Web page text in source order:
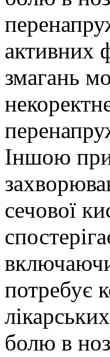
активних
змагань
Іншою
сечової
потребує
болю в